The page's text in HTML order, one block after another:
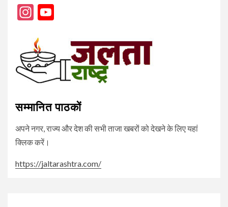
Instagram
सम्मानित पाठकों
अपने नगर, राज्य और देश की सभी ताजा खबरों को देखने के लिए यहां
क्लिक करें।
https://jaltarashtra.com/